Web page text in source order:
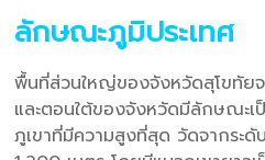
ลักษณะภูมิประเทศ
พื้นที่ส่วนใหญ่ของจังหวัดสุโขทัยจ
และตอนใต้ของจังหวัดมีลักษณะเ
ภูเขาที่มีความสูงที่สุด วัดจากระดั